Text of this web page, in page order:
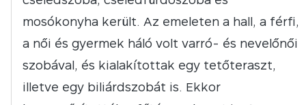
mosókonyha került. Az emeleten a hall, a férfi,
a női és gyermek háló volt varró- és nevelőnői
szobával, és kialakítottak egy tetőteraszt,
illetve egy biliárdszobát is. Ekkor